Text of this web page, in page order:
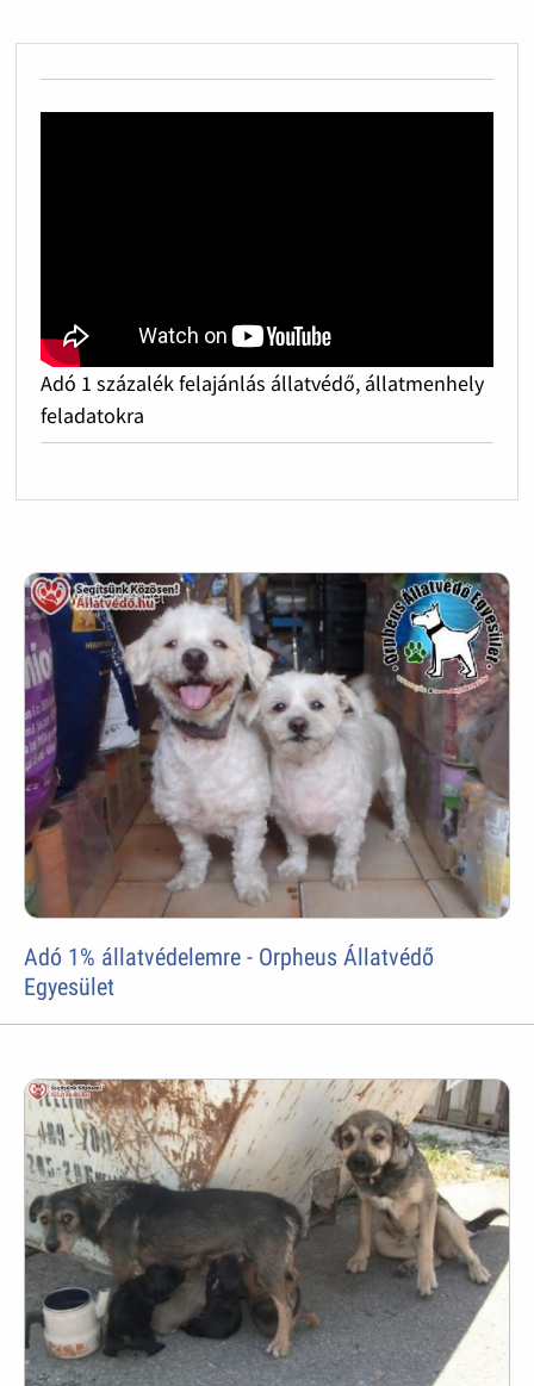
Adó 1 százalék felajánlás állatvédő, állatmenhely
feladatokra
Adó 1% állatvédelemre - Orpheus Állatvédő
Egyesület